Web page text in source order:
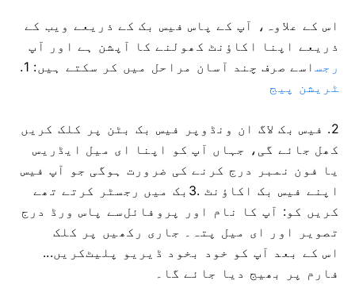
اس کے علاوہ، آپ کے پاس فیس بک کے ذریعے ویب کے
ذریعے اپنا اکاؤنٹ کھولنے کا آپشن ہے اور آپ
اسے صرف چند آسان مراحل میں کر سکتے ہیں: 1. رجس
ٹریشن پیج
پر فیس بک بٹن پر کلک کریں 2. فیس بک لاگ ان ونڈو
کھل جائے گی، جہاں آپ کو اپنا ای میل ایڈریس
یا فون نمبر درج کرنے کی ضرورت ہوگی جو آپ فیس
بک میں رجسٹر کرتے تھے 3. اپنے فیس بک اکاؤنٹ
سے پاس ورڈ درجکریں کو: آپ کا نام اور پروفائل
تصویر اور ای میل پتہ۔ جاری رکھیں پر کلک
کریں...اس کے بعد آپ کو خود بخود ڈیریو پلیٹ
فارم پر بھیج دیا جائے گا۔